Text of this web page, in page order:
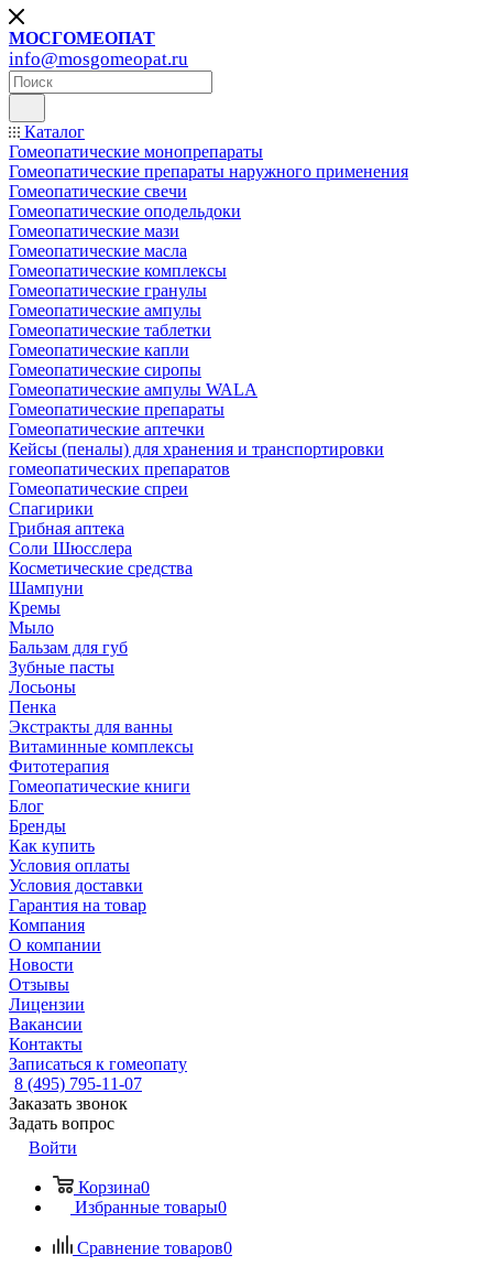
МОСГОМЕОПАТ
info@mosgomeopat.ru
Каталог
Гомеопатические монопрепараты
Гомеопатические препараты наружного применения
Гомеопатические свечи
Гомеопатические оподельдоки
Гомеопатические мази
Гомеопатические масла
Гомеопатические комплексы
Гомеопатические гранулы
Гомеопатические ампулы
Гомеопатические таблетки
Гомеопатические капли
Гомеопатические сиропы
Гомеопатические ампулы WALA
Гомеопатические препараты
Гомеопатические аптечки
Кейсы (пеналы) для хранения и транспортировки
гомеопатических препаратов
Гомеопатические спреи
Спагирики
Грибная аптека
Соли Шюсслера
Косметические средства
Шампуни
Кремы
Мыло
Бальзам для губ
Зубные пасты
Лосьоны
Пенка
Экстракты для ванны
Витаминные комплексы
Фитотерапия
Гомеопатические книги
Блог
Бренды
Как купить
Условия оплаты
Условия доставки
Гарантия на товар
Компания
О компании
Новости
Отзывы
Лицензии
Вакансии
Контакты
Записаться к гомеопату
8 (495) 795-11-07
Заказать звонок
Задать вопрос
Войти
Корзина0
Избранные товары0
Сравнение товаров0